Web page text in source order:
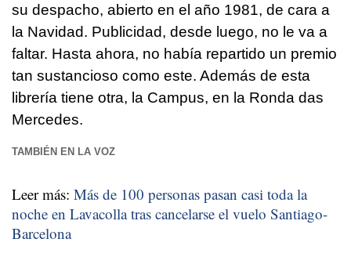
su despacho, abierto en el año 1981, de cara a
la Navidad. Publicidad, desde luego, no le va a
faltar. Hasta ahora, no había repartido un premio
tan sustancioso como este. Además de esta
librería tiene otra, la Campus, en la Ronda das
Mercedes.
TAMBIÉN EN LA VOZ
Leer más: Más de 100 personas pasan casi toda la
noche en Lavacolla tras cancelarse el vuelo Santiago-
Barcelona